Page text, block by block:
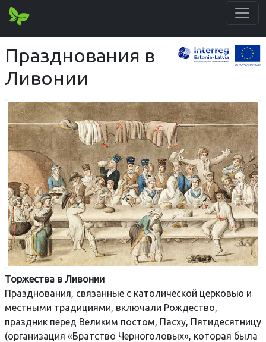
Празднования в
Ливонии
Торжества в Ливонии
Празднования, связанные с католической церковью и
местными традициями, включали Рождество,
праздник перед Великим постом, Пасху, Пятидесятницу
(организация «Братство Черноголовых», которая была